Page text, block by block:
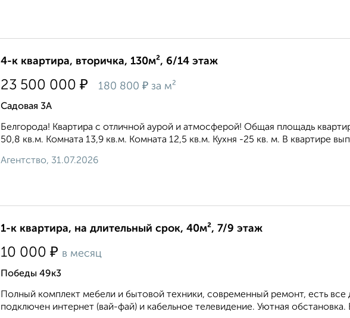
4-к квартира, вторичка, 130м², 6/14 этаж
23 500 000 ₽ 180 800 ₽ за м²
Садовая 3А
Белгорода! Квартира с отличной аурой и атмосферой! Общая площадь
50,8 кв.м. Комната 13,9 кв.м. Комната 12,5 кв.м. Кухня -25 кв. м. В квартире
Агентство, 31.07.2026
1-к квартира, на длительный срок, 40м², 7/9 этаж
10 000 ₽ в месяц
Победы 49к3
Полный комплект мебели и бытовой техники, современный ремонт, есть
подключен интернет (вай-фай) и кабельное телевидение. Уютная